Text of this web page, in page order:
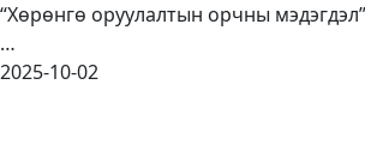
“Хөрөнгө оруулалтын орчны
…
2025-10-02